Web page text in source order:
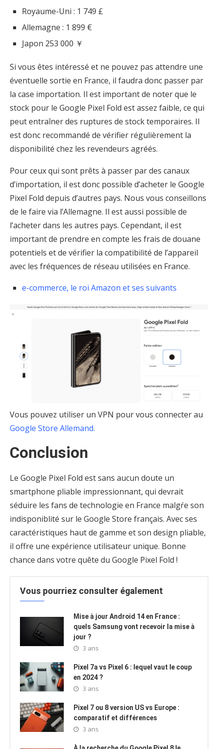
Royaume-Uni : 1 749 £
Allemagne : 1 899 €
Japon 253 000 ￥
Si vous êtes intéressé et ne pouvez pas attendre une
éventuelle sortie en France, il faudra donc passer par
la case importation. Il est important de noter que le
stock pour le Google Pixel Fold est assez faible, ce qui
peut entraîner des ruptures de stock temporaires. Il
est donc recommandé de vérifier régulièrement la
disponibilité chez les revendeurs agréés.
Pour ceux qui sont prêts à passer par des canaux
d’importation, il est donc possible d’acheter le Google
Pixel Fold depuis d’autres pays. Nous vous conseillons
de le faire via l’Allemagne. Il est aussi possible de
l’acheter dans les autres pays. Cependant, il est
important de prendre en compte les frais de douane
potentiels et de vérifier la compatibilité de l’appareil
avec les fréquences de réseau utilisées en France.
e-commerce, le roi Amazon et ses suivants
Vous pouvez utiliser un VPN pour vous connecter au
Google Store Allemand.
Conclusion
Le Google Pixel Fold est sans aucun doute un
smartphone pliable impressionnant, qui devrait
séduire les fans de technologie en France malgŕe son
indisponiblité sur le Google Store français. Avec ses
caractéristiques haut de gamme et son design pliable,
il offre une expérience utilisateur unique. Bonne
chance dans votre quête du Google Pixel Fold !
Vous pourriez consulter également
Mise à jour Android 14 en France :
quels Samsung vont recevoir la mise à
jour ?
3 ans
Pixel 7a vs Pixel 6 : lequel vaut le coup
en 2024 ?
3 ans
Pixel 7 ou 8 version US vs Europe :
comparatif et différences
3 ans